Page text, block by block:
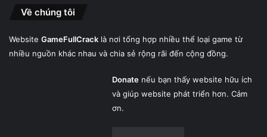
Về chúng tôi
Website GameFullCrack là nơi tổng hợp nhiều thể loại game từ
nhiều nguồn khác nhau và chia sẻ rộng rãi đến cộng đồng.
Donatenếu bạn thấy website hữu ích
và giúp website phát triển hơn. Cảm
ơn.